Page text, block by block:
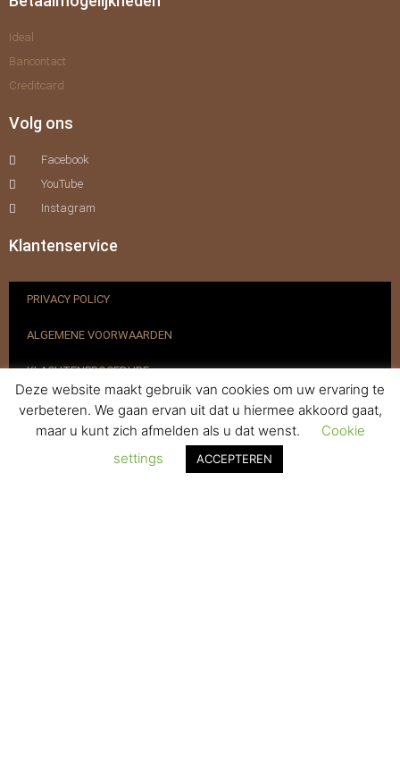
Ideal
Bancontact
Creditcard
Volg ons
Facebook
YouTube
Instagram
Klantenservice
PRIVACY POLICY
ALGEMENE VOORWAARDEN
KLACHTENPROCEDURE
VERZENDEN & RETOURNEREN
Deze website maakt gebruik van cookies om uw ervaring te
verbeteren. We gaan ervan uit dat u hiermee akkoord gaat,
maar u kunt zich afmelden als u dat wenst.
Cookie
settings
ACCEPTEREN